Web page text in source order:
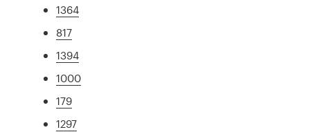
1364
817
1394
1000
179
1297